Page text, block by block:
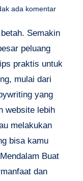
ada komentar
Semakin
peluang
praktis untuk
mulai dari
yang
website lebih
melakukan
bisa kamu
Buat
dan